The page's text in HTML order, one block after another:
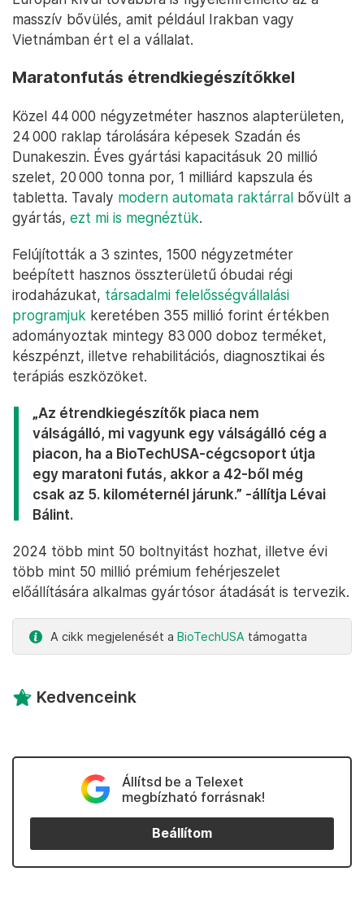
masszív bővülés, amit például Irakban vagy
Vietnámban ért el a vállalat.
Maratonfutás étrendkiegészítőkkel
Közel 44 000 négyzetméter hasznos alapterületen,
24 000 raklap tárolására képesek Szadán és
Dunakeszin. Éves gyártási kapacitásuk 20 millió
szelet, 20 000 tonna por, 1 milliárd kapszula és
tabletta. Tavaly modern automata raktárral bővült a
gyártás, ezt mi is megnéztük.
Felújították a 3 szintes, 1500 négyzetméter
beépített hasznos összterületű óbudai régi
irodaházukat, társadalmi felelősségvállalási
programjuk keretében 355 millió forint értékben
adományoztak mintegy 83 000 doboz terméket,
készpénzt, illetve rehabilitációs, diagnosztikai és
terápiás eszközöket.
„Az étrendkiegészítők piaca nem
válságálló, mi vagyunk egy válságálló cég a
piacon, ha a BioTechUSA-cégcsoport útja
egy maratoni futás, akkor a 42-ből még
csak az 5. kilométernél járunk.” -állítja Lévai
Bálint.
2024 több mint 50 boltnyitást hozhat, illetve évi
több mint 50 millió prémium fehérjeszelet
előállítására alkalmas gyártósor átadását is tervezik.
A cikk megjelenését a BioTechUSA támogatta
Kedvenceink
Állítsd be a Telexet
megbízható forrásnak!
Beállítom